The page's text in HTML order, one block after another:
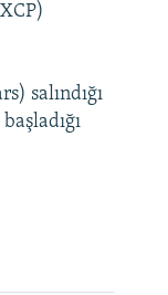
360p
720p
1080p
salındığı